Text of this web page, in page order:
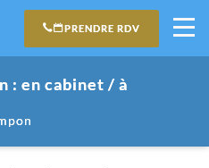
PRENDRE RDV
: en cabinet / à